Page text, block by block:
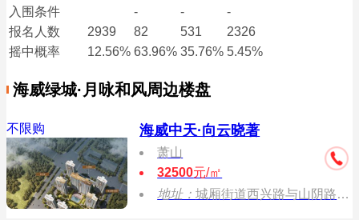
入围条件
- -
-
报名 人数 2939 82 531
2326
摇中概率
12.56% 63.96% 35.76% 5.45%
海威绿城·月咏和风周边楼盘
不限购 海威中天·向云晓著
萧山
32500元/㎡
地址：城厢街道西兴路与山阴路交叉口